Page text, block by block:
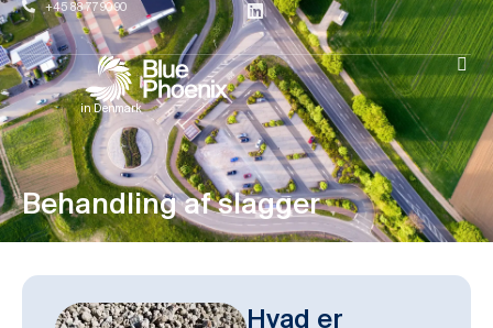
+45 88 77 90 90
in Denmark
Behandling af slagger
Hvad er